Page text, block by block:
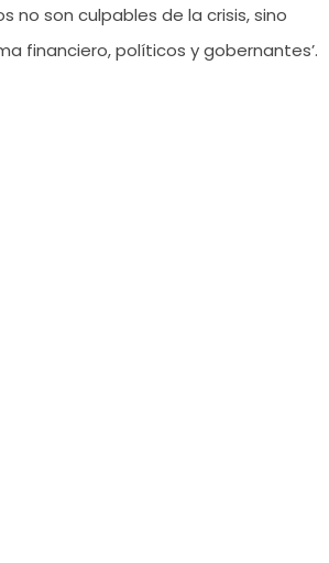
no son culpables de la crisis, sino
financiero, políticos y gobernantes’.